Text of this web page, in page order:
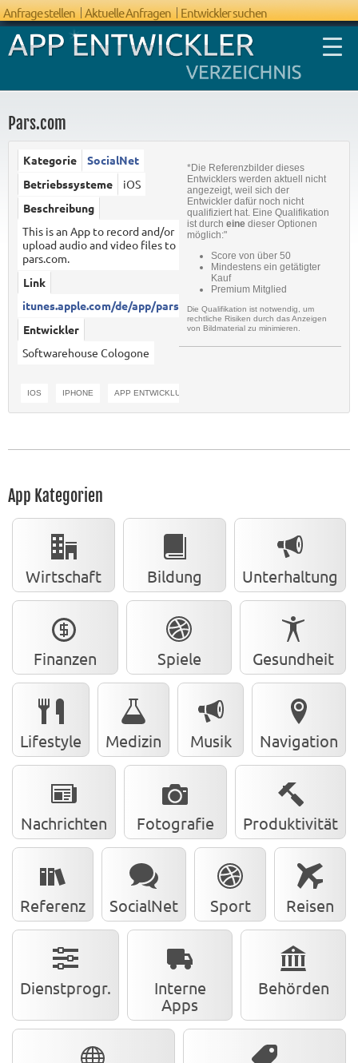
Anfrage stellen Aktuelle Anfragen Entwickler suchen
Pars.com
Kategorie
SocialNet
Betriebssysteme
iOS
Beschreibung
This is an App to record and/or
upload audio and video files to
pars.com.
Link
itunes.apple.com/de/app/pars.c...
Entwickler
Softwarehouse Cologone
IOS IPHONE APP ENTWICKLUNG KÖLN
*Die Referenzbilder dieses
Entwicklers werden aktuell nicht
angezeigt, weil sich der
Entwickler dafür noch nicht
qualifiziert hat. Eine Qualifikation
ist durch eine dieser Optionen
möglich:"
Score von über 50
Mindestens ein getätigter
Kauf
Premium Mitglied
Die Qualifikation ist notwendig, um
rechtliche Risiken durch das Anzeigen
von Bildmaterial zu minimieren.
App Kategorien
Wirtschaft Bildung Unterhaltung
Finanzen Spiele Gesundheit
Lifestyle Medizin Musik Navigation
Nachrichten Fotografie Produktivität
Referenz SocialNet Sport Reisen
Dienstprogr.
Interne
Apps
Behörden